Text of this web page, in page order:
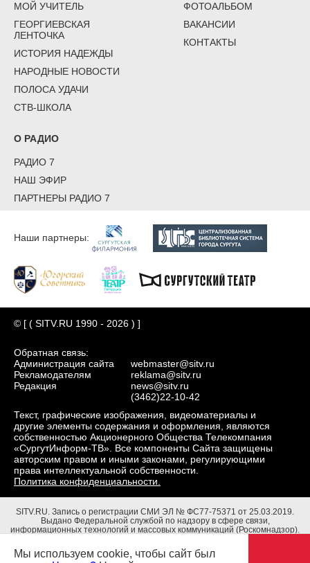
МОЙ УЧИТЕЛЬ
ГЕОРГИЕВСКАЯ
ЛЕНТОЧКА
ИСТОРИЯ НАДЕЖДЫ
НАРОДНЫЕ НОВОСТИ
ПОЛОСА УДАЧИ
СТВ-ШКОЛА
ФОТОАЛЬБОМ
ВАКАНСИИ
КОНТАКТЫ
О РАДИО
РАДИО 7
НАШ ЭФИР
ПАРТНЕРЫ РАДИО 7
Наши партнеры:
© [ ( SITV.RU 1990 - 2026 ) ]
Обратная связь:
Администрация сайта
Рекламодателям
Редакция
webmaster@sitv.ru
reklama@sitv.ru
news@sitv.ru
(3462)22-10-42
Текст, графические изображения, видеоматериалы и
другие элементы содержания и оформления, являются
собственностью Акционерного Общества Телекомпания
«СургутИнформ-ТВ». Все компоненты Сайта защищены
авторским правом и иными законами, регулирующими
права интеллектуальной собственности.
Политика конфиденциальности.
SITV.RU. Запись о регистрации СМИ ЭЛ № ФС77-75371 от 25.03.2019.
Выдано Федеральной службой по надзору в сфере связи,
информационных технологий и массовых коммуникаций (Роскомнадзор).
Адрес редакции: 628403, Тюменская обл., ХМАО - Югра, г. Сургут, ул.
Маяковского, д. 16. Главный редактор: Чубенко В.Л.
Мы используем cookie, чтобы сайт был